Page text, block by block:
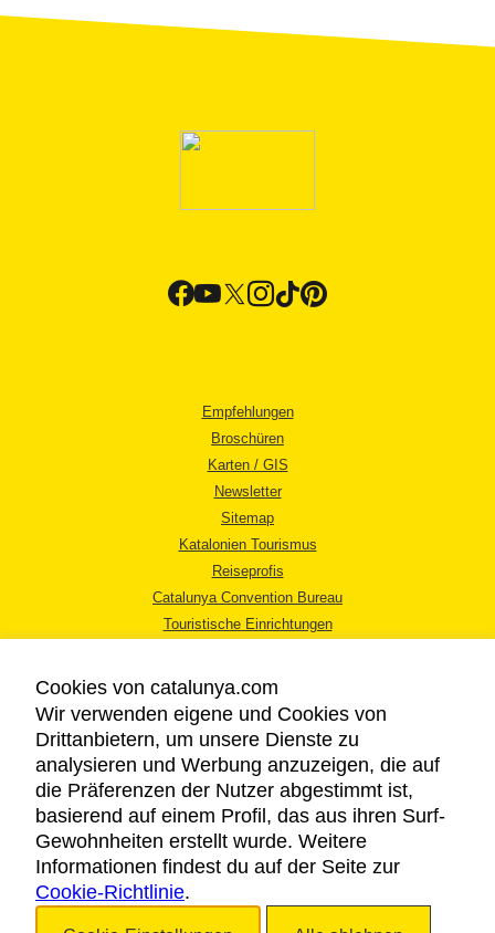
Empfehlungen
Broschüren
Karten / GIS
Newsletter
Sitemap
Katalonien Tourismus
Reiseprofis
Catalunya Convention Bureau
Touristische Einrichtungen
RECHTLICHER HINWEIS
DATENSCHUTZICHTLINIE
COOKIES
BARRIEREFREIHEIT
Cookies von catalunya.com
Wir verwenden eigene und Cookies von
Drittanbietern, um unsere Dienste zu
analysieren und Werbung anzuzeigen, die auf
die Präferenzen der Nutzer abgestimmt ist,
basierend auf einem Profil, das aus ihren Surf-
Gewohnheiten erstellt wurde. Weitere
Informationen findest du auf der Seite zur
Cookie-Richtlinie.